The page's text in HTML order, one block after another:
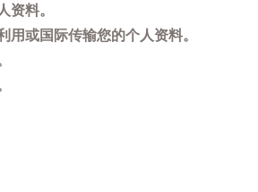
资料。
用或国际传输您的个人资料。